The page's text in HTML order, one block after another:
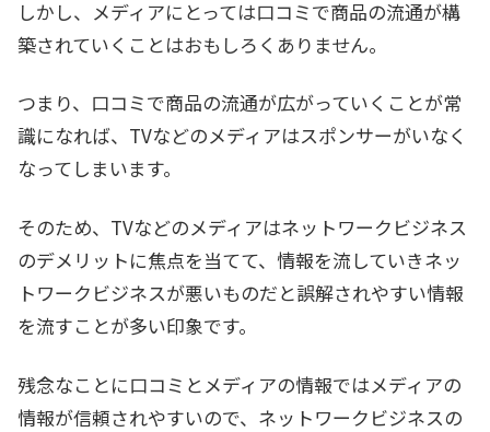
しかし、メディアにとっては口コミで商品の流通が構
築されていくことはおもしろくありません。
つまり、口コミで商品の流通が広がっていくことが常
識になれば、TVなどのメディアはスポンサーがいなく
なってしまいます。
そのため、TVなどのメディアはネットワークビジネス
のデメリットに焦点を当てて、情報を流していきネッ
トワークビジネスが悪いものだと誤解されやすい情報
を流すことが多い印象です。
残念なことに口コミとメディアの情報ではメディアの
情報が信頼されやすいので、ネットワークビジネスの